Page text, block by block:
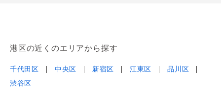
港区の近くのエリアから探す
千代田区 中央区 新宿区 江東区
品川区
渋谷区